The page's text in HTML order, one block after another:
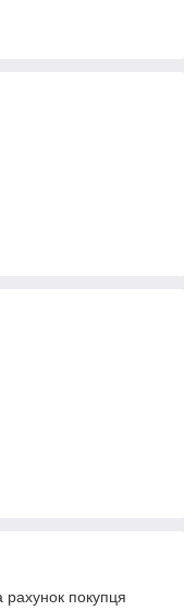
рахунок покупця